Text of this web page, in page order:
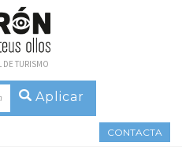
TURISMO
CONTACTA